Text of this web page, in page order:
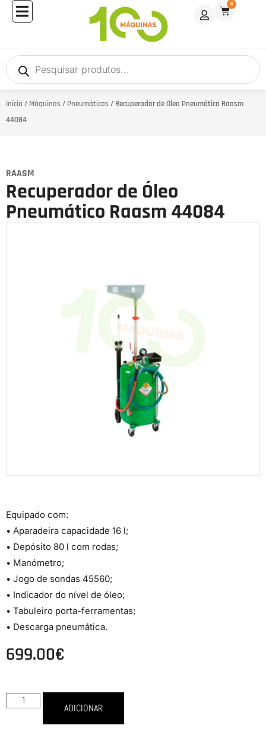
0
Início / Máquinas / Pneumáticas / Recuperador de Óleo Pneumático Raasm
44084
RAASM
Recuperador de Óleo
Pneumático Raasm 44084
Equipado com:
• Aparadeira capacidade 16 l;
• Depósito 80 l com rodas;
• Manómetro;
• Jogo de sondas 45560;
• Indicador do nível de óleo;
• Tabuleiro porta-ferramentas;
• Descarga pneumática.
699.00€
ADICIONAR